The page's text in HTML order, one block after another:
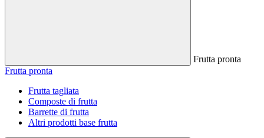
Frutta pronta
Frutta pronta
Frutta tagliata
Composte di frutta
Barrette di frutta
Altri prodotti base frutta